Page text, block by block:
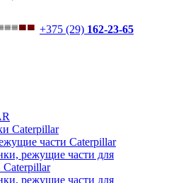
+375 (29) 162-23-65
Caterpillar
части Caterpillar
режущие части для
Caterpillar
режущие части для